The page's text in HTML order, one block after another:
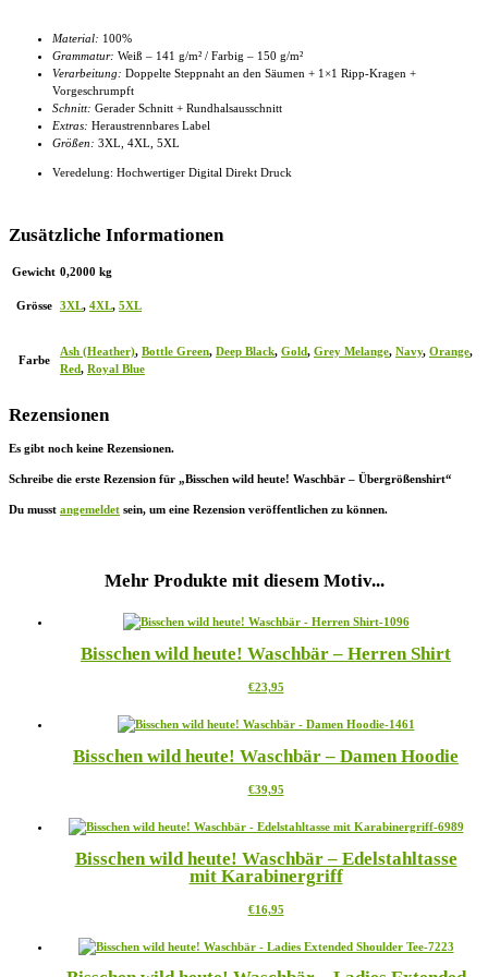
Material: 100%
Grammatur: Weiß – 141 g/m² / Farbig – 150 g/m²
Verarbeitung: Doppelte Steppnaht an den Säumen + 1×1 Ripp-Kragen +
Vorgeschrumpft
Schnitt: Gerader Schnitt + Rundhalsausschnitt
Extras: Heraustrennbares Label
Größen: 3XL, 4XL , 5XL
Veredelung: Hochwertiger Digital Direkt Druck
Zusätzliche Informationen
Gewicht 0,2000 kg
Grösse 3XL, 4XL, 5XL
Farbe
Ash (Heather), Bottle Green, Deep Black, Gold, Grey Melange, Navy, Orange,
Red, Royal Blue
Rezensionen
Es gibt noch keine Rezensionen.
Schreibe die erste Rezension für „Bisschen wild heute! Waschbär – Übergrößenshirt“
Du musst angemeldet sein, um eine Rezension veröffentlichen zu können.
Mehr Produkte mit diesem Motiv...
Bisschen wild heute! Waschbär – Herren Shirt
€23,95Dieses
weist
Varianten
Die
können
der
Produktseite
werden
Bisschen wild heute! Waschbär – Damen Hoodie
€39,95Dieses
weist
Varianten
auf.
Optionen
auf
Bisschen wild heute! Waschbär – Edelstahltasse
mit Karabinergriff
€16,95Dieses
weist